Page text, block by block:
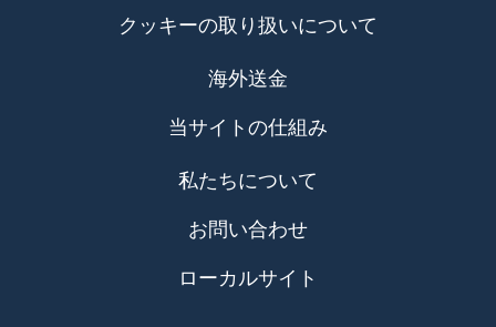
クッキーの取り扱いについて
海外送金
当サイトの仕組み
私たちについて
お問い合わせ
ローカルサイト